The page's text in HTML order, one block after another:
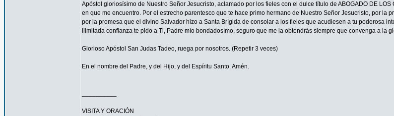
Apóstol gloriosísimo de Nuestro Señor Jesucristo, aclamado por los fieles con el dulce título de ABOGADO DE
en que me encuentro. Por el estrecho parentesco que te hace primo hermano de Nuestro Señor Jesucristo, por la
por la promesa que el divino Salvador hizo a Santa Brígida de consolar a los fieles que acudiesen a tu poderosa
ilimitada confianza te pido a Ti, Padre mío bondadosímo, seguro que me la obtendrás siempre que convenga a la
Glorioso Apóstol San Judas Tadeo, ruega por nosotros. (Repetir 3 veces)
En el nombre del Padre, y del Hijo, y del Espíritu Santo. Amén.
VISITA Y ORACIÓN